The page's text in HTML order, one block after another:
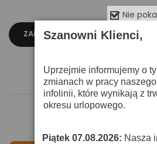
ZAPYTAJ O CENĘ
Nie
Szanowni Klienci,
Uprzejmie informujemy o
zmianach w pracy
infolinii, które wynikają z
okresu urlopowego.
· Piątek 07.08.2026: Nasza